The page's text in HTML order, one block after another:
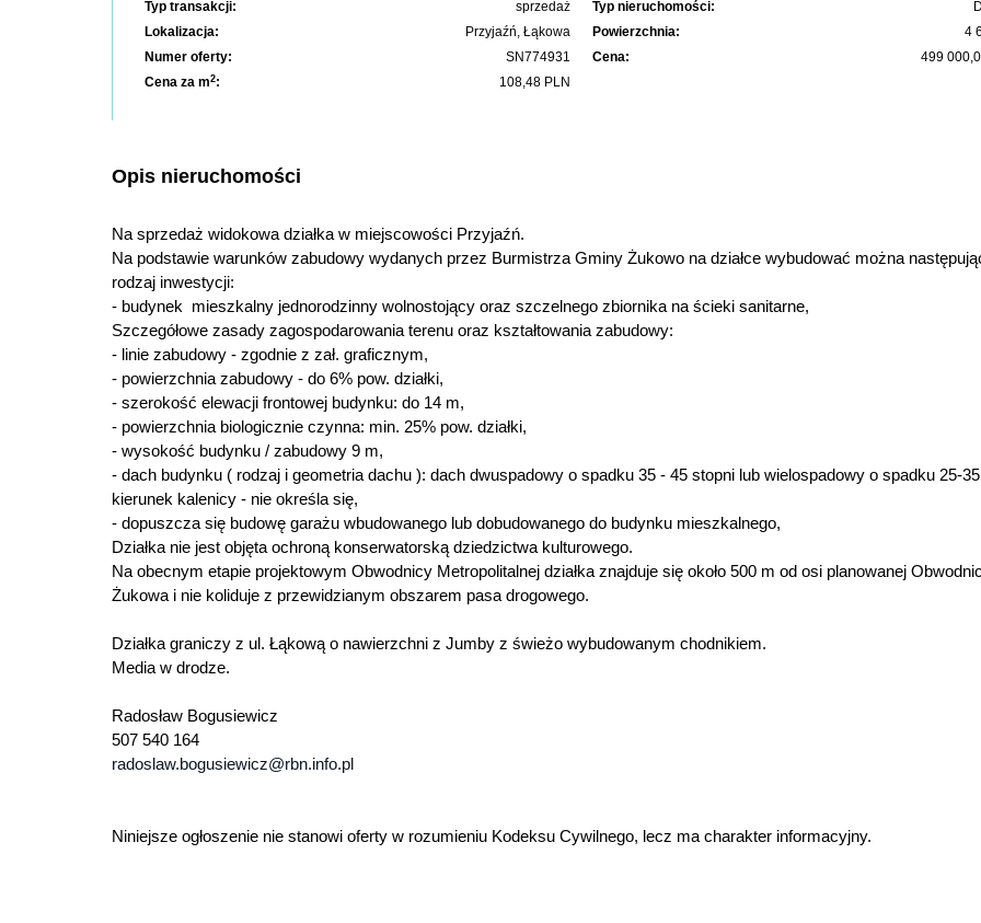
Typ transakcji: sprzedaż Typ nieruchomości:
Lokalizacja:
Przyjaźń, Łąkowa Powierzchnia:
4
Numer oferty:
SN774931 Cena:
499
Cena za m2: 108,48 PLN
Opis nieruchomości
Na sprzedaż widokowa działka w miejscowości Przyjaźń.
Na podstawie warunków zabudowy wydanych przez Burmistrza Gminy Żukowo na działce wybudować można
rodzaj inwestycji:
- budynek mieszkalny jednorodzinny wolnostojący oraz szczelnego zbiornika na ścieki sanitarne,
Szczegółowe zasady zagospodarowania terenu oraz kształtowania zabudowy:
- linie zabudowy - zgodnie z zał. graficznym,
- powierzchnia zabudowy - do 6% pow. działki,
- szerokość elewacji frontowej budynku: do 14 m,
- powierzchnia biologicznie czynna: min. 25% pow. działki,
- wysokość budynku / zabudowy 9 m,
- dach budynku ( rodzaj i geometria dachu ): dach dwuspadowy o spadku 35 - 45 stopni lub wielospadowy o spadku 25-
kierunek kalenicy - nie określa się,
- dopuszcza się budowę garażu wbudowanego lub dobudowanego do budynku mieszkalnego,
Działka nie jest objęta ochroną konserwatorską dziedzictwa kulturowego.
Na obecnym etapie projektowym Obwodnicy Metropolitalnej działka znajduje się około 500 m od osi planowanej
Żukowa i nie koliduje z przewidzianym obszarem pasa drogowego.
Działka graniczy z ul. Łąkową o nawierzchni z Jumby z świeżo wybudowanym chodnikiem.
Media w drodze.
Radosław Bogusiewicz
507 540 164
radoslaw.bogusiewicz@rbn.info.pl
Niniejsze ogłoszenie nie stanowi oferty w rozumieniu Kodeksu Cywilnego, lecz ma charakter informacyjny.